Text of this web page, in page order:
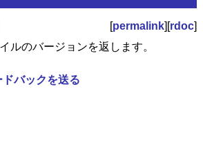
[permalink][rdoc]
ルのバージョンを返します。
ドバックを送る